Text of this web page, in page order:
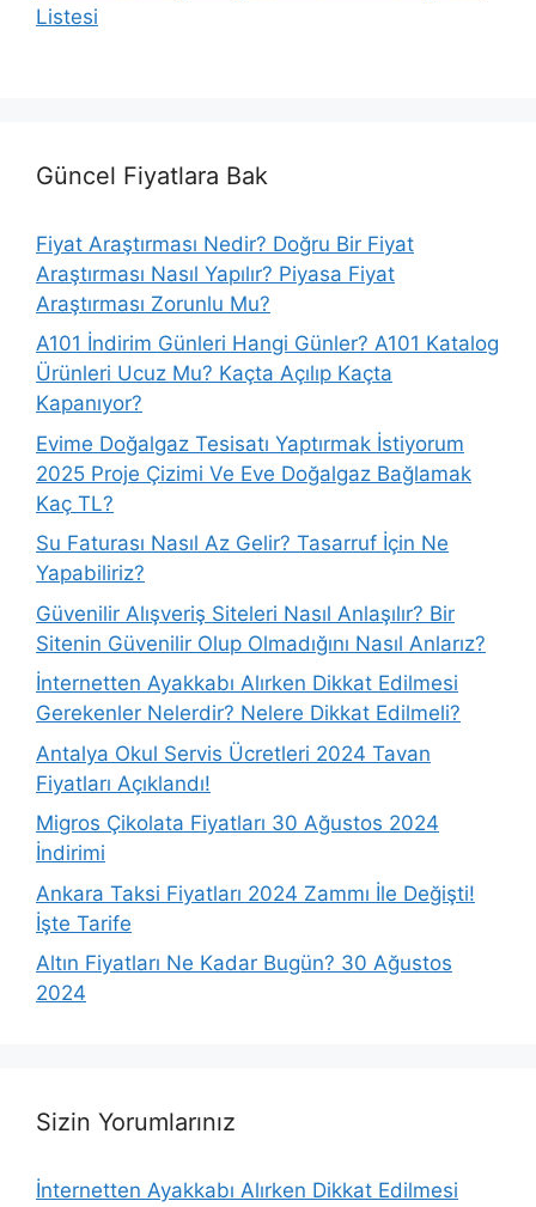
Listesi
Güncel Fiyatlara Bak
Fiyat Araştırması Nedir? Doğru Bir Fiyat
Araştırması Nasıl Yapılır? Piyasa Fiyat
Araştırması Zorunlu Mu?
A101 İndirim Günleri Hangi Günler? A101 Katalog
Ürünleri Ucuz Mu? Kaçta Açılıp Kaçta
Kapanıyor?
Evime Doğalgaz Tesisatı Yaptırmak İstiyorum
2025 Proje Çizimi Ve Eve Doğalgaz Bağlamak
Kaç TL?
Su Faturası Nasıl Az Gelir? Tasarruf İçin Ne
Yapabiliriz?
Güvenilir Alışveriş Siteleri Nasıl Anlaşılır? Bir
Sitenin Güvenilir Olup Olmadığını Nasıl Anlarız?
İnternetten Ayakkabı Alırken Dikkat Edilmesi
Gerekenler Nelerdir? Nelere Dikkat Edilmeli?
Antalya Okul Servis Ücretleri 2024 Tavan
Fiyatları Açıklandı!
Migros Çikolata Fiyatları 30 Ağustos 2024
İndirimi
Ankara Taksi Fiyatları 2024 Zammı İle Değişti!
İşte Tarife
Altın Fiyatları Ne Kadar Bugün? 30 Ağustos
2024
Sizin Yorumlarınız
İnternetten Ayakkabı Alırken Dikkat Edilmesi